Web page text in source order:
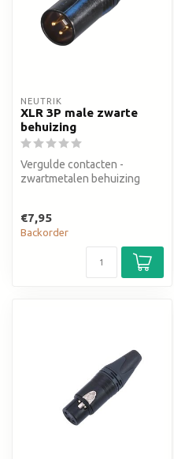
NEUTRIK
XLR 3P male zwarte
behuizing
Vergulde contacten -
zwartmetalen behuizing
€7,95
Backorder